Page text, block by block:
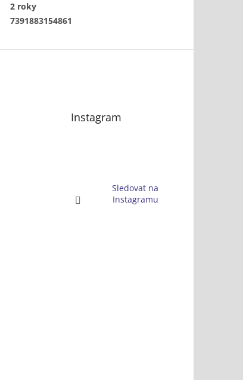
2 roky
7391883154861
Instagram
Sledovat na
Instagramu